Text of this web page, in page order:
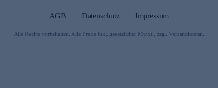
AGB Datenschutz Impressum
Alle Rechte vorbehalten. Alle Preise inkl. gesetzlicher MwSt., zzgl. Versandkosten.